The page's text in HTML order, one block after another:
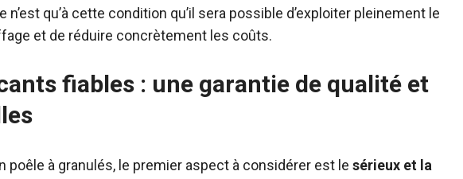
n’est qu’à cette condition qu’il sera possible d’exploiter pleinement le
et de réduire concrètement les coûts.
fiables : une garantie de qualité et
poêle à granulés, le premier aspect à considérer est le sérieux et la